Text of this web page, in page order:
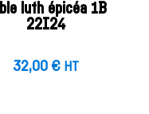
luth épicéa 1B
22I24
32,00 € HT